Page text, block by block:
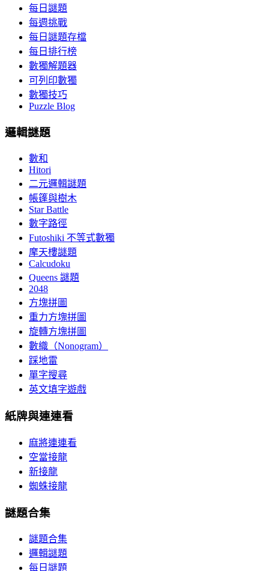
每日謎題
每週挑戰
每日謎題存檔
每日排行榜
數獨解題器
可列印數獨
數獨技巧
Puzzle Blog
邏輯謎題
數和
Hitori
二元邏輯謎題
帳篷與樹木
Star Battle
數字路徑
Futoshiki 不等式數獨
摩天樓謎題
Calcudoku
Queens 謎題
2048
方塊拼圖
重力方塊拼圖
旋轉方塊拼圖
數織（Nonogram）
踩地雷
單字搜尋
英文填字遊戲
紙牌與連連看
麻將連連看
空當接龍
新接龍
蜘蛛接龍
謎題合集
謎題合集
邏輯謎題
每日謎題